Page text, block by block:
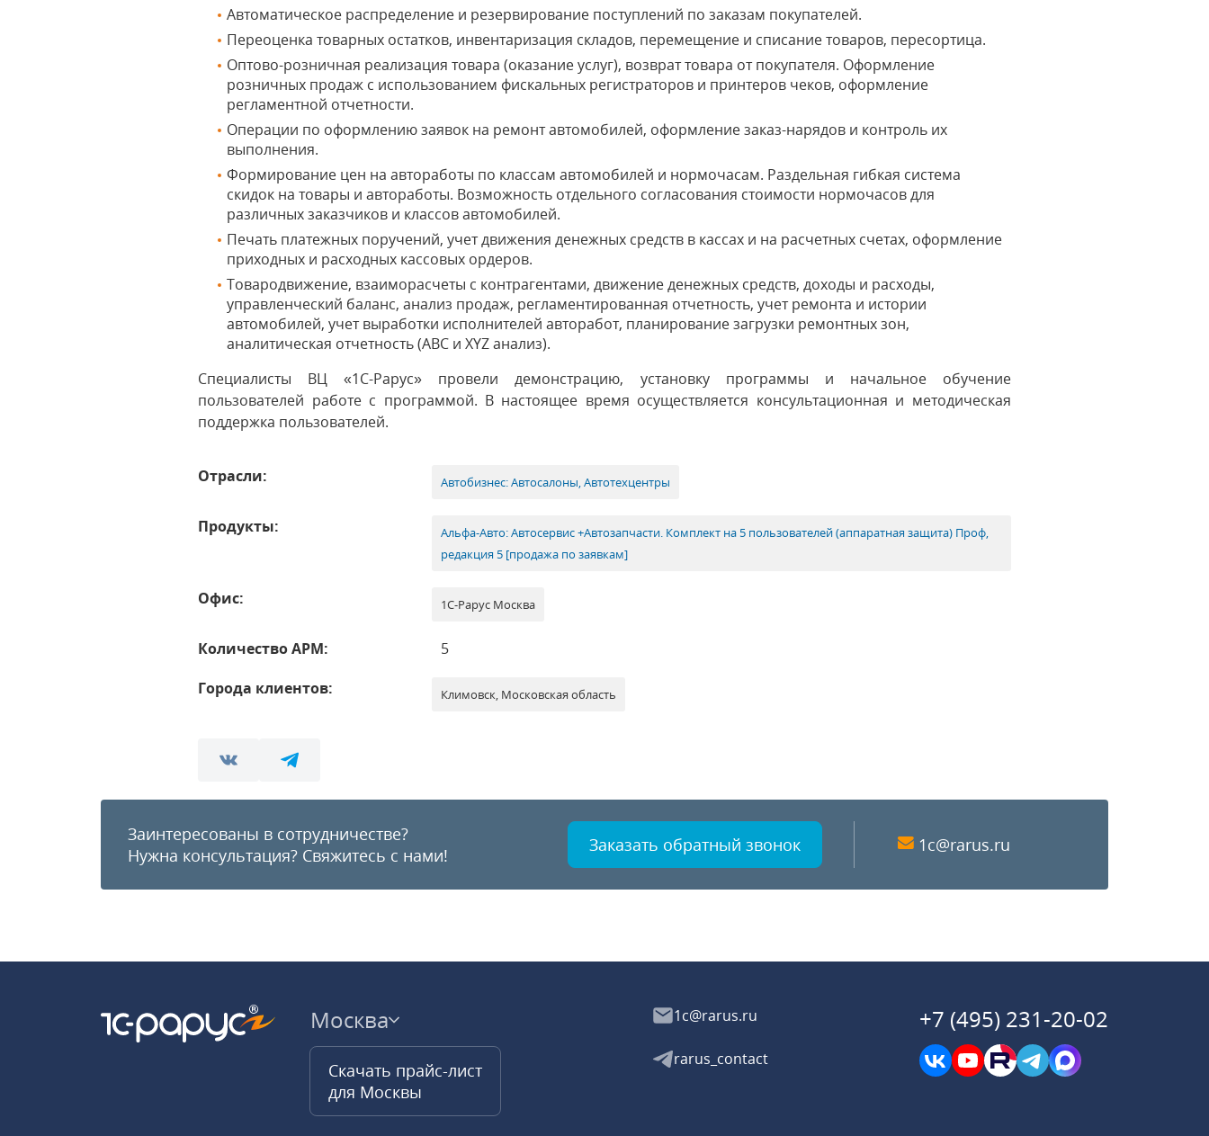
Автоматическое распределение и резервирование поступлений по заказам покупателей.
Переоценка товарных остатков, инвентаризация складов, перемещение и списание товаров, пересортица.
Оптово-розничная реализация товара (оказание услуг), возврат товара от покупателя. Оформление
розничных продаж с использованием фискальных регистраторов и принтеров чеков, оформление
регламентной отчетности.
Операции по оформлению заявок на ремонт автомобилей, оформление заказ-нарядов и контроль их
выполнения.
Формирование цен на автоработы по классам автомобилей и нормочасам. Раздельная гибкая система
скидок на товары и автоработы. Возможность отдельного согласования стоимости нормочасов для
различных заказчиков и классов автомобилей.
Печать платежных поручений, учет движения денежных средств в кассах и на расчетных счетах, оформление
приходных и расходных кассовых ордеров.
Товародвижение, взаиморасчеты с контрагентами, движение денежных средств, доходы и расходы,
управленческий баланс, анализ продаж, регламентированная отчетность, учет ремонта и истории
автомобилей, учет выработки исполнителей авторабот, планирование загрузки ремонтных зон,
аналитическая отчетность (ABC и XYZ анализ).
Специалисты ВЦ «1С-Рарус» провели демонстрацию, установку программы и начальное обучение
пользователей работе с программой. В настоящее время осуществляется консультационная и методическая
поддержка пользователей.
Отрасли: Автобизнес: Автосалоны, Автотехцентры
Продукты:
Альфа-Авто: Автосервис +Автозапчасти. Комплект на 5 пользователей (аппаратная защита) Проф,
редакция 5 [продажа по заявкам]
Офис: 1С-Рарус Москва
Количество АРМ:
5
Города клиентов:
Климовск, Московская область
Заинтересованы в сотрудничестве?
Нужна консультация? Свяжитесь с нами! Заказать обратный звонок 1c@rarus.ru
Москва
Скачать прайс-лист
для Москвы
1c@rarus.ru
rarus_contact
+7 (495) 231-20-02